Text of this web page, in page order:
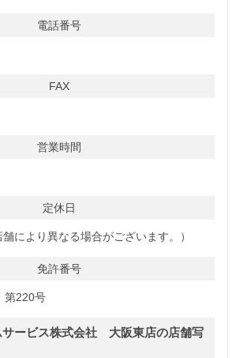
電話番号
FAX
営業時間
定休日
により異なる場合がございます。）
免許番号
第220号
サービス株式会社 大阪東店の店舗写